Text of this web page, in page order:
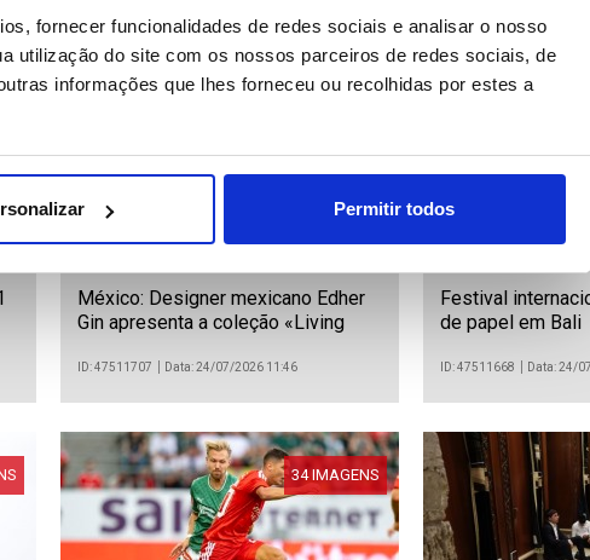
fornecer funcionalidades de redes sociais e analisar o nosso
utilização do site com os nossos parceiros de redes sociais, de
informações que lhes forneceu ou recolhidas por estes a
Permitir todos
14 IMAGENS
México: Designer mexicano Edher
Gin apresenta a coleção «Living
ID: 47511707 Data: 24/07/2026 11:46
Festival
de papel em Bali
ID: 47511668 Data: 24/
34 IMAGENS